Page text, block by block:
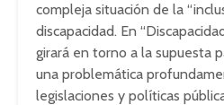
compleja situación de la
discapacidad. En
girará en torno a la supuesta
una problemática
legislaciones y políticas